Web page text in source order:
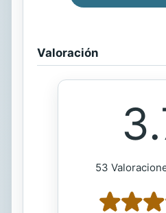
Valoración
53